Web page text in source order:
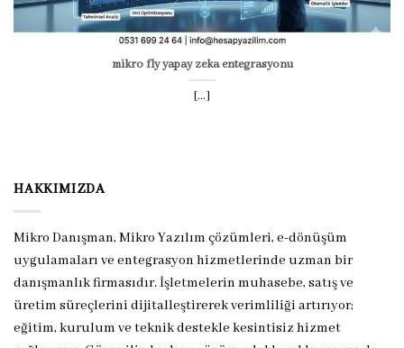
mikro fly yapay zeka entegrasyonu
[...]
HAKKIMIZDA
Mikro Danışman, Mikro Yazılım çözümleri, e-dönüşüm
uygulamaları ve entegrasyon hizmetlerinde uzman bir
danışmanlık firmasıdır. İşletmelerin muhasebe, satış ve
üretim süreçlerini dijitalleştirerek verimliliği artırıyor;
eğitim, kurulum ve teknik destekle kesintisiz hizmet